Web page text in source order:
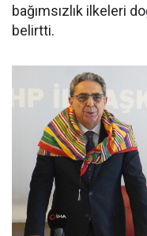
bağımsızlık ilkeleri
belirtti.